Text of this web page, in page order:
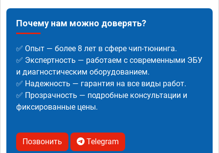
Почему нам можно доверять?
✅ Опыт — более 8 лет в сфере чип-тюнинга.
✅ Экспертность — работаем с современными ЭБУ
и диагностическим оборудованием.
✅ Надежность — гарантия на все виды работ.
✅ Прозрачность — подробные консультации и
фиксированные цены.
Позвонить Telegram